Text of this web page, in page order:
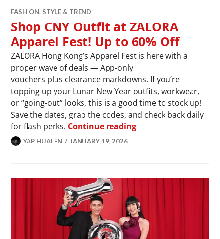
FASHION, STYLE & TREND
Shop CNY Outfit at ZALORA
Apparel Fest! Up to 60% Off
ZALORA Hong Kong’s Apparel Fest is here with a
proper wave of deals — App-only
vouchers plus clearance markdowns. If you’re
topping up your Lunar New Year outfits, workwear,
or “going-out” looks, this is a good time to stock up!
Save the dates, grab the codes, and check back daily
for flash perks. Continue readingShop CNY Outfit at
YAP HUAI EN JANUARY 19, 2026